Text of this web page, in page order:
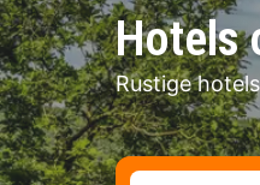
Hotels
Rustige